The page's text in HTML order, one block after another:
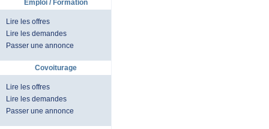
Emploi / Formation
Lire les offres
Lire les demandes
Passer une annonce
Covoiturage
Lire les offres
Lire les demandes
Passer une annonce